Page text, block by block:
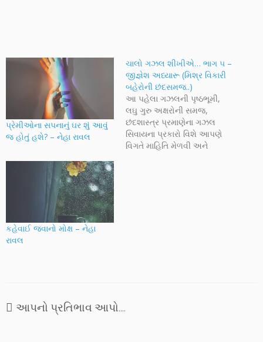
પ્રેમીઓના સપનાનું ઘર શું આવું
જ હોતું હશે? – નેહા રાવલ
ચાલો ગઝલ શીખીએ… ભાગ ૫ –
જીજ્ઞેશ અધ્યારૂ (મિશ્ર વિકારી
બહેરોની છંદસમજ..)
આ પહેલા ગઝલની પૃષ્ઠભૂમી,
લઘુ ગુરુ અક્ષરોની સમજ,
છંદશાસ્ત્ર પ્રમાણેના ગઝલ
સિવાયના પ્રકારો વિશે આપણે
વિગતે માહિતિ મેળવી અને
કહેવાઈ જવાનો મોક્ષ – નેહા
રાવલ
આપનો પ્રતિભાવ આપો....